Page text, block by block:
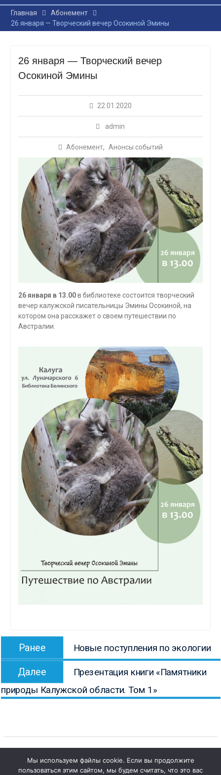
Главная
Абонемент
26 января — Творческий вечер Осокиной Эмины
26 января — Творческий вечер
Осокиной Эмины
22.01.2020
admin
Абонемент, Анонсы событий
26 января в 13.00в библиотеке состоится творческий
вечер калужской писательницы Эмины Осокиной, на
котором она расскажет о своем путешествии по
Австралии.
Навигация
записям
Ранее
запись:
Новые поступления по экологии
Далее
запись:
Презентация книги «Памятники
природы Калужской области. Том 1»
Мы используем файлы cookie. Если вы продолжите
пользоваться этим сайтом, мы будем считать, что это вас
1